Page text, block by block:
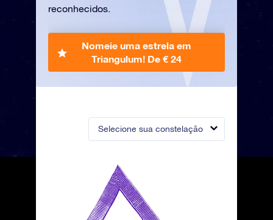
Selecione sua constelação
reconhecidos.
Nomeie uma estrela em
Triangulum! De € 24